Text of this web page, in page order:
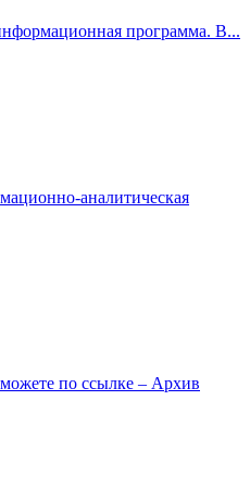
программа. В...
аналитическая
по ссылке – Архив